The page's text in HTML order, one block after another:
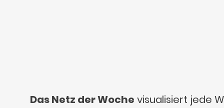
Das Netz der Woche visualisiert jede